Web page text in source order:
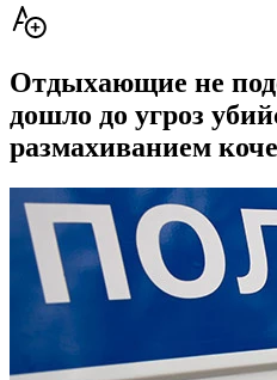
Отдыхающие не
дошло до угроз
размахиванием